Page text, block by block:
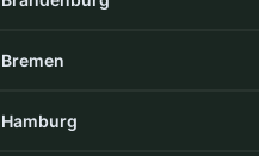
Bremen
Hamburg